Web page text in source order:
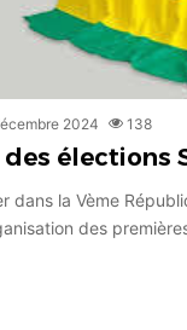
2024 138
élections
dans la Vème
des